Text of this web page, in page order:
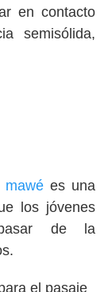
en contacto
semisólida,
es una
los jóvenes
de la